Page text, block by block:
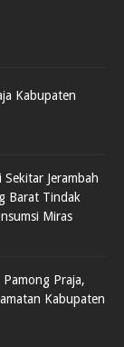
Kabupaten
Jerambah
Barat Tindak
Miras
Praja,
Kabupaten